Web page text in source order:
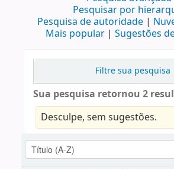
Pesquisar por
Pesquisa de autoridade
Mais popular
Sugestões
Filtre sua pesquisa
Sua pesquisa retornou 2
Desculpe, sem sugestões.